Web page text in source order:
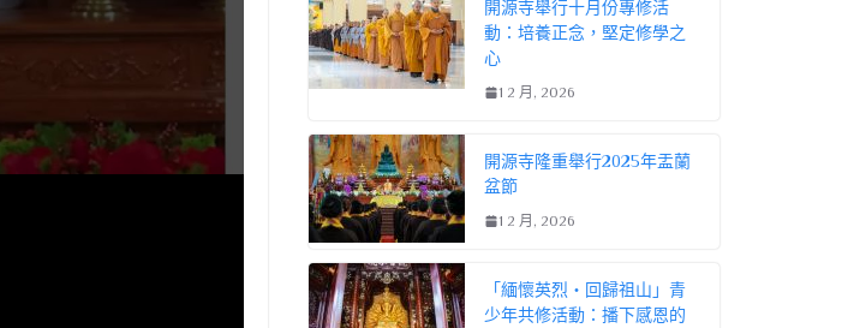
開源寺舉行十月份專修活
動：培養正念，堅定修學之
心
1 2 月, 2026
開源寺隆重舉行2025年盂蘭
盆節
1 2 月, 2026
「緬懷英烈・回歸祖山」青
少年共修活動：播下感恩的